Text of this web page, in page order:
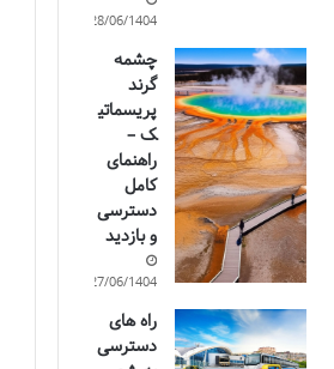
28/06/1404
چشمه
گرند
پریسماتی
ک –
راهنمای
کامل
دسترسی
و بازدید
27/06/1404
راه های
دسترسی